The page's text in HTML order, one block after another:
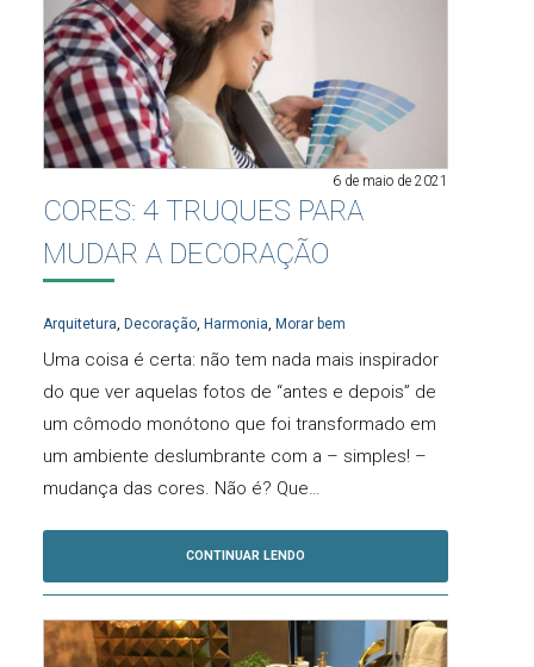
6 de maio de 2021
CORES: 4 TRUQUES PARA
MUDAR A DECORAÇÃO
Arquitetura, Decoração, Harmonia, Morar bem
Uma coisa é certa: não tem nada mais inspirador
do que ver aquelas fotos de “antes e depois” de
um cômodo monótono que foi transformado em
um ambiente deslumbrante com a – simples! –
mudança das cores. Não é? Que…
CONTINUAR LENDO